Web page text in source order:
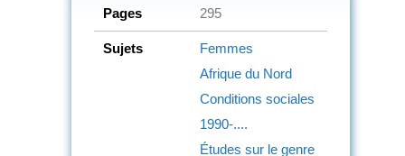
Pages 295
Sujets
Femmes
Afrique du Nord
Conditions sociales
1990-....
Études sur le genre